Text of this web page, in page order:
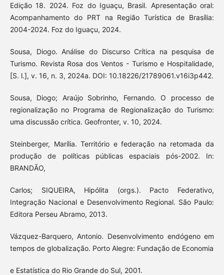
Edição 18. 2024. Foz do Iguaçu, Brasil. Apresentação oral:
Acompanhamento do PRT na Região Turística de Brasília:
2004-2024. Foz do Iguaçu, 2024.
Sousa, Diogo. Análise do Discurso Crítica na pesquisa de
Turismo. Revista Rosa dos Ventos - Turismo e Hospitalidade,
[S. l.], v. 16, n. 3, 2024a. DOI: 10.18226/21789061.v16i3p442.
Sousa, Diogo; Araújo Sobrinho, Fernando. O processo de
regionalização no Programa de Regionalização do Turismo:
uma discussão crítica. Geofronter, v. 10, 2024.
Steinberger, Marília. Território e federação na retomada da
produção de políticas públicas espaciais pós-2002. In:
BRANDÃO,
Carlos; SIQUEIRA, Hipólita (orgs.). Pacto Federativo,
Integração Nacional e Desenvolvimento Regional. São Paulo:
Editora Perseu Abramo, 2013.
Vázquez-Barquero, Antonio. Desenvolvimento endógeno em
tempos de globalização. Porto Alegre: Fundação de Economia
e Estatística do Rio Grande do Sul, 2001.